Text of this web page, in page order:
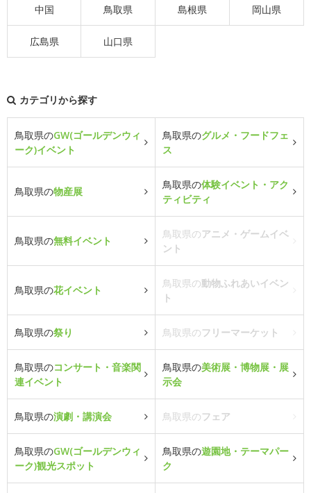
中国 鳥取県 島根県 岡山県
広島県 山口県
カテゴリから探す
鳥取県のGW(ゴールデンウィ
ーク)イベント
鳥取県のグルメ・フードフェ
ス
鳥取県の物産展
鳥取県の体験イベント・アク
ティビティ
鳥取県の無料イベント
鳥取県のアニメ・ゲームイベ
ント
鳥取県の花イベント
鳥取県の動物ふれあいイベン
ト
鳥取県の祭り 鳥取県のフリーマーケット
鳥取県のコンサート・音楽関
連イベント
鳥取県の美術展・博物展・展
示会
鳥取県の演劇・講演会 鳥取県のフェア
鳥取県のGW(ゴールデンウィ
ーク)観光スポット
鳥取県の遊園地・テーマパー
ク